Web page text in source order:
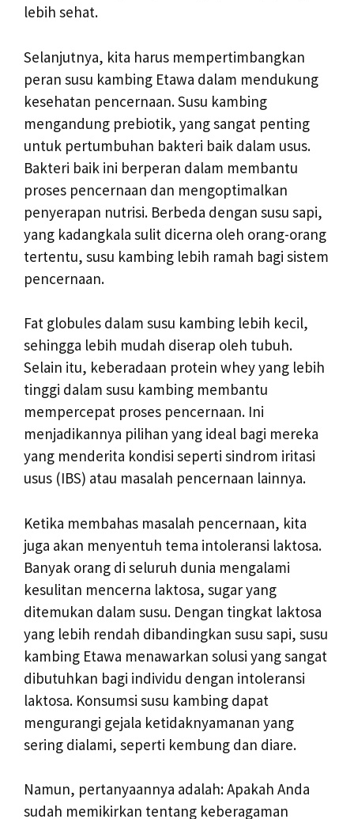
lebih sehat.
Selanjutnya, kita harus mempertimbangkan
peran susu kambing Etawa dalam mendukung
kesehatan pencernaan. Susu kambing
mengandung prebiotik, yang sangat penting
untuk pertumbuhan bakteri baik dalam usus.
Bakteri baik ini berperan dalam membantu
proses pencernaan dan mengoptimalkan
penyerapan nutrisi. Berbeda dengan susu sapi,
yang kadangkala sulit dicerna oleh orang-orang
tertentu, susu kambing lebih ramah bagi sistem
pencernaan.
Fat globules dalam susu kambing lebih kecil,
sehingga lebih mudah diserap oleh tubuh.
Selain itu, keberadaan protein whey yang lebih
tinggi dalam susu kambing membantu
mempercepat proses pencernaan. Ini
menjadikannya pilihan yang ideal bagi mereka
yang menderita kondisi seperti sindrom iritasi
usus (IBS) atau masalah pencernaan lainnya.
Ketika membahas masalah pencernaan, kita
juga akan menyentuh tema intoleransi laktosa.
Banyak orang di seluruh dunia mengalami
kesulitan mencerna laktosa, sugar yang
ditemukan dalam susu. Dengan tingkat laktosa
yang lebih rendah dibandingkan susu sapi, susu
kambing Etawa menawarkan solusi yang sangat
dibutuhkan bagi individu dengan intoleransi
laktosa. Konsumsi susu kambing dapat
mengurangi gejala ketidaknyamanan yang
sering dialami, seperti kembung dan diare.
Namun, pertanyaannya adalah: Apakah Anda
sudah memikirkan tentang keberagaman